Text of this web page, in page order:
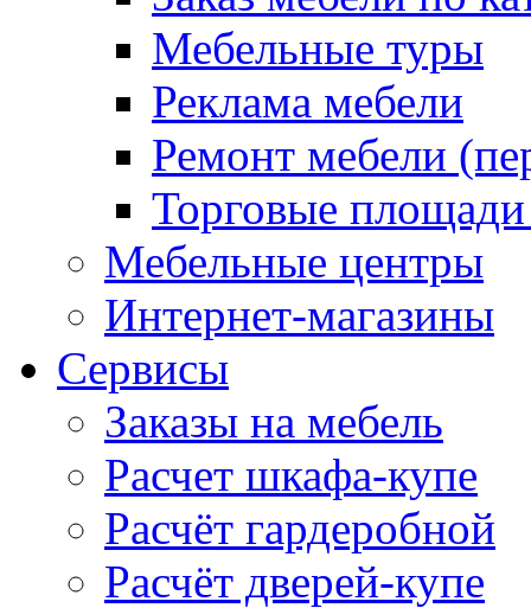
Мебельные туры
Реклама мебели
Ремонт мебели
Торговые
Мебельные центры
Интернет-магазины
Сервисы
Заказы на мебель
Расчет шкафа-купе
Расчёт гардеробной
Расчёт дверей-купе